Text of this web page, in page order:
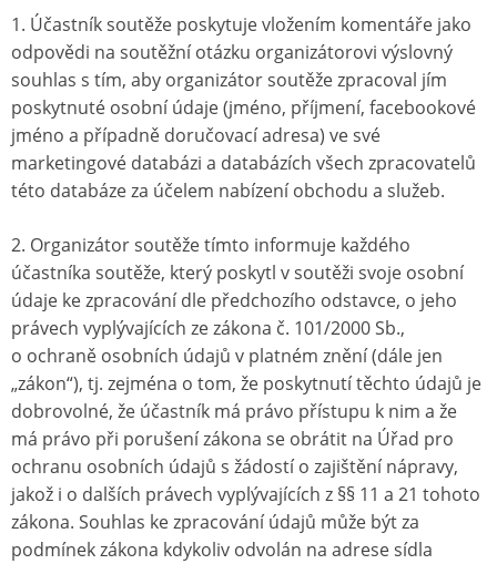
1. Účastník soutěže poskytuje vložením komentáře jako
odpovědi na soutěžní otázku organizátorovi výslovný
souhlas s tím, aby organizátor soutěže zpracoval jím
poskytnuté osobní údaje (jméno, příjmení, facebookové
jméno a případně doručovací adresa) ve své
marketingové databázi a databázích všech zpracovatelů
této databáze za účelem nabízení obchodu a služeb.
2. Organizátor soutěže tímto informuje každého
účastníka soutěže, který poskytl v soutěži svoje osobní
údaje ke zpracování dle předchozího odstavce, o jeho
právech vyplývajících ze zákona č. 101/2000 Sb.,
o ochraně osobních údajů v platném znění (dále jen
„zákon“), tj. zejména o tom, že poskytnutí těchto údajů je
dobrovolné, že účastník má právo přístupu k nim a že
má právo při porušení zákona se obrátit na Úřad pro
ochranu osobních údajů s žádostí o zajištění nápravy,
jakož i o dalších právech vyplývajících z §§ 11 a 21 tohoto
zákona. Souhlas ke zpracování údajů může být za
podmínek zákona kdykoliv odvolán na adrese sídla